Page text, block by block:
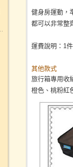
健身房運動，
都可以非常整
運費說明：1
其他款式
旅行箱專用收
橙色、桃粉紅